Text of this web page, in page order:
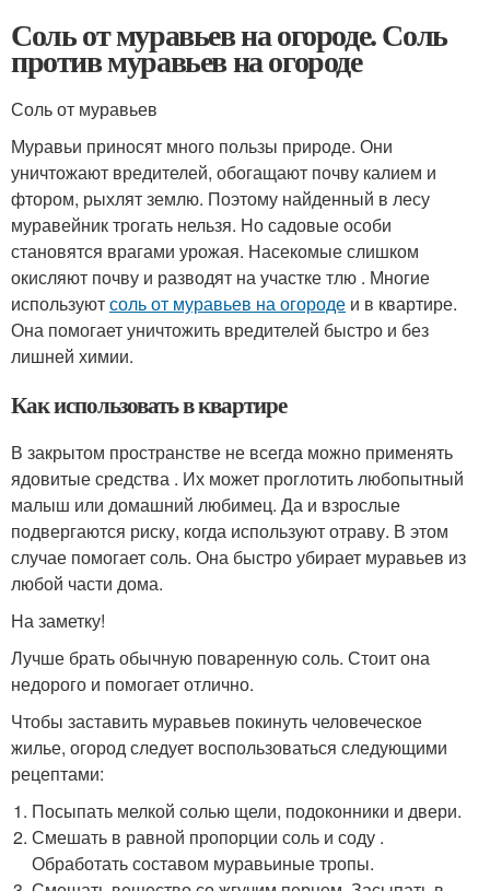
Соль от муравьев на огороде. Соль
против муравьев на огороде
Соль от муравьев
Муравьи приносят много пользы природе. Они
уничтожают вредителей, обогащают почву калием и
фтором, рыхлят землю. Поэтому найденный в лесу
муравейник трогать нельзя. Но садовые особи
становятся врагами урожая. Насекомые слишком
окисляют почву и разводят на участке тлю . Многие
используютсоль от муравьев на огороде и в квартире.
Она помогает уничтожить вредителей быстро и без
лишней химии.
Как использовать в квартире
В закрытом пространстве не всегда можно применять
ядовитые средства . Их может проглотить любопытный
малыш или домашний любимец. Да и взрослые
подвергаются риску, когда используют отраву. В этом
случае помогает соль. Она быстро убирает муравьев из
любой части дома.
На заметку!
Лучше брать обычную поваренную соль. Стоит она
недорого и помогает отлично.
Чтобы заставить муравьев покинуть человеческое
жилье, огород следует воспользоваться следующими
рецептами:
Посыпать мелкой солью щели, подоконники и двери.
Смешать в равной пропорции соль и соду .
Обработать составом муравьиные тропы.